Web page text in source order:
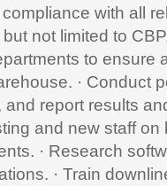
with all
not limited to
to ensure
· Conduct
report results
and new staff
· Research
· Train